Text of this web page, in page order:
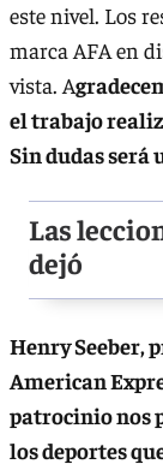
este nivel. Los
marca AFA en
vista. A
el trabajo
Sin dudas será
Las
dejó
Henry Seeber,
American
patrocinio nos
los deportes